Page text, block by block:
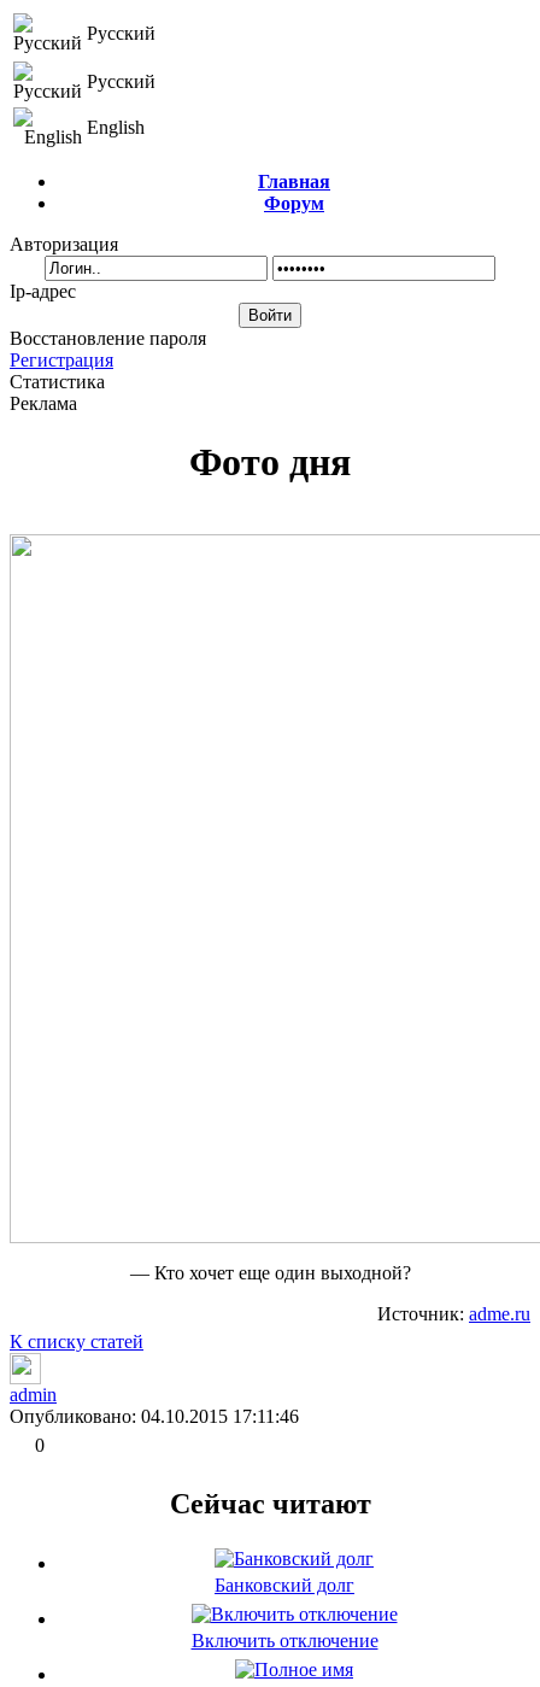
Русский
Русский
English
Главная
Форум
Авторизация
Ip-адрес
Восстановление пароля
Регистрация
Статистика
Реклама
Фото дня
— Кто хочет еще один выходной?
Источник: adme.ru
К списку статей
admin
Опубликовано: 04.10.2015 17:11:46
0
Сейчас читают
Банковский долг
Включить отключение